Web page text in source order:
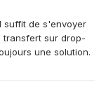
suffit de s'envoyer
transfert sur drop-
une solution.